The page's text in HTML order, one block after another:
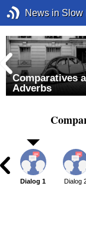
News in Slow
Comparatives
Adverbs
Dialog 1 Dialog